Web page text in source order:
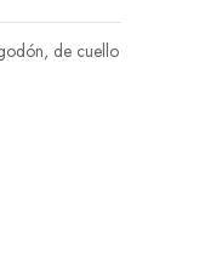
de cuello